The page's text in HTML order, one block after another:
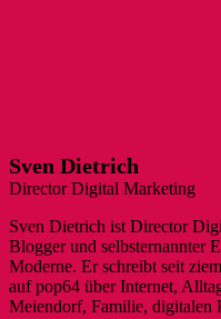
Sven Dietrich
Director Digital Marketing
Sven Dietrich ist Director
Blogger und selbsternannter
Moderne. Er schreibt seit
auf pop64 über Internet,
Meiendorf, Familie, digitalen